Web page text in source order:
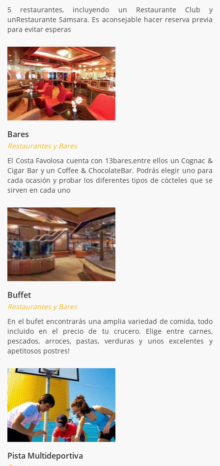
5 restaurantes, incluyendo un Restaurante Club y
unRestaurante Samsara. Es aconsejable hacer reserva previa
para evitar esperas
Bares
Restaurantes y Bares
El Costa Favolosa cuenta con 13bares,entre ellos un Cognac &
Cigar Bar y un Coffee & ChocolateBar. Podrás elegir uno para
cada ocasión y probar los diferentes tipos de cócteles que se
sirven en cada uno
Buffet
Restaurantes y Bares
En el bufet encontrarás una amplia variedad de comida, todo
incluido en el precio de tu crucero. Elige entre carnes,
pescados, arroces, pastas, verduras y unos excelentes y
apetitosos postres!
Pista Multideportiva